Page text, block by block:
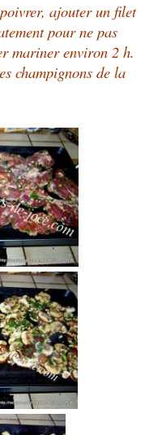
ajouter un filet
pour ne pas
mariner environ 2 h.
champignons de la